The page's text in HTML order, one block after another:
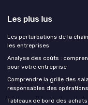
Les plus lus
Les perturbations de la
les entreprises
Analyse des coûts :
pour votre entreprise
Comprendre la grille des
responsables des
Tableaux de bord des